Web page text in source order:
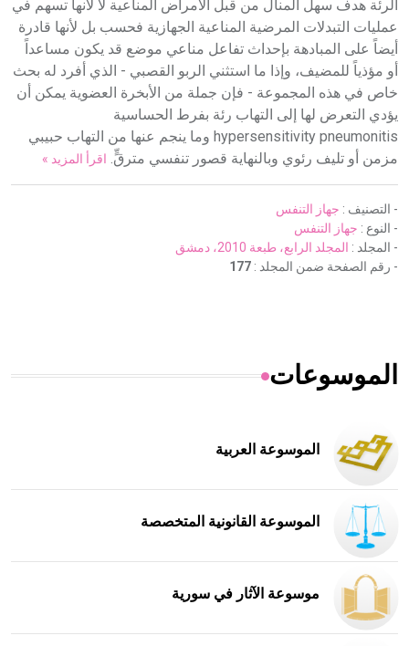
الرئة هدف سهل المنال من قبل الأمراض المناعية لا لأنها تسهم في
عمليات التبدلات المرضية المناعية الجهازية فحسب بل لأنها قادرة
أيضاً على المبادهة بإحداث تفاعل مناعي موضع قد يكون مساعداً
أو مؤذياً للمضيف، وإذا ما استثني الربو القصبي - الذي أفرد له بحث
خاص في هذه المجموعة - فإن جملة من الأبخرة العضوية يمكن أن
يؤدي التعرض لها إلى التهاب رئة بفرط الحساسية
hypersensitivity pneumonitis وما ينجم عنها من التهاب حبيبي
مزمن أو تليف رئوي وبالنهاية قصور تنفسي مترقٍّ. اقرأ المزيد »
- التصنيف : جهاز التنفس
- النوع : جهاز التنفس
- المجلد : المجلد الرابع، طبعة 2010، دمشق
- رقم الصفحة ضمن المجلد : 177
الموسوعات
الموسوعة العربية
الموسوعة القانونية المتخصصة
موسوعة الآثار في سورية